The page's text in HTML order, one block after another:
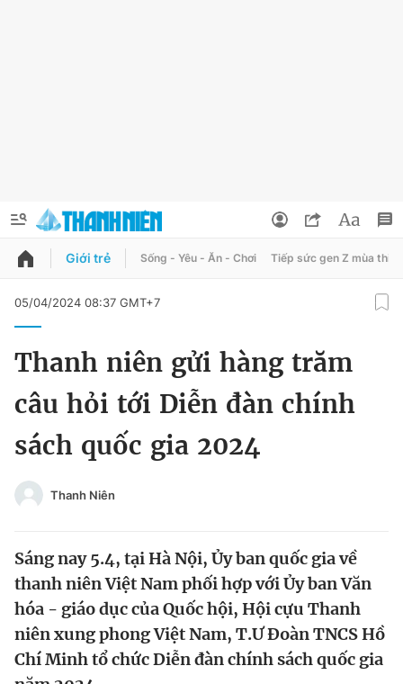
QUẢNG CÁO
Chuyên mục khác
Chào ngày mới Tin 24h
Video Magazine
Sản phẩm khác
Tiện ích
Đổi mật khẩu
Tin đã lưu
Tin đã xem
Đăng xuất
Giới trẻ Sống - Yêu - Ăn - Chơi Tiếp sức gen Z mùa thi
05/04/2024 08:37 GMT+7
Thanh niên gửi hàng trăm
câu hỏi tới Diễn đàn chính
sách quốc gia 2024
Thanh Niên
Sáng nay 5.4, tại Hà Nội, Ủy ban quốc gia về
thanh niên Việt Nam phối hợp với Ủy ban Văn
hóa - giáo dục của Quốc hội, Hội cựu Thanh
niên xung phong Việt Nam, T.Ư Đoàn TNCS Hồ
Chí Minh tổ chức Diễn đàn chính sách quốc gia